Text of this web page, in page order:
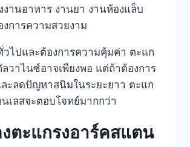
งานอาหาร งานยา งานห้องแล็บ
การความสวยงาม
วไปและต้องการความคุ้มค่า ตะแก
วาไนซ์อาจเพียงพอ แต่ถ้าต้องการ
ะลดปัญหาสนิมในระยะยาว ตะแก
เลสจะตอบโจทย์มากกว่า
ตะแกรงอาร์คสแตน